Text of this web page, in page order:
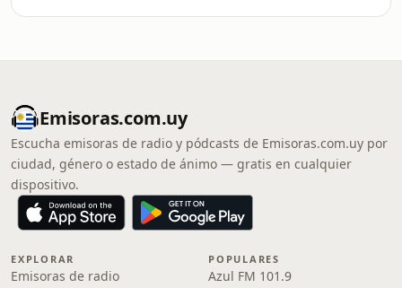
Emisoras.com.uy
Escucha emisoras de radio y pódcasts de Emisoras.com.uy por
ciudad, género o estado de ánimo — gratis en cualquier
dispositivo.
EXPLORAR
Emisoras de radio
POPULARES
Azul FM 101.9